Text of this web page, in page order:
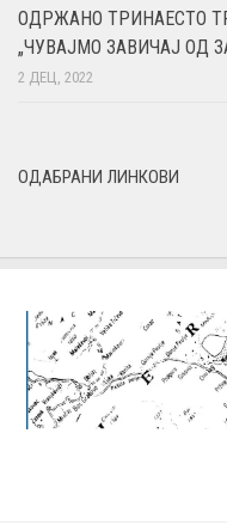
ОДРЖАНО ТРИНАЕСТО
„ЧУВАЈМО ЗАВИЧАЈ ОД
2 ДЕЦ, 2022
ОДАБРАНИ ЛИНКОВИ